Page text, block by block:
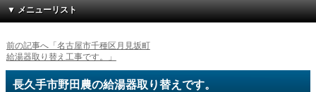
▼ メニューリスト
前の記事へ「名古屋市千種区月見坂町
給湯器取り替え工事です。」
長久手市野田農の給湯器取り替えです。